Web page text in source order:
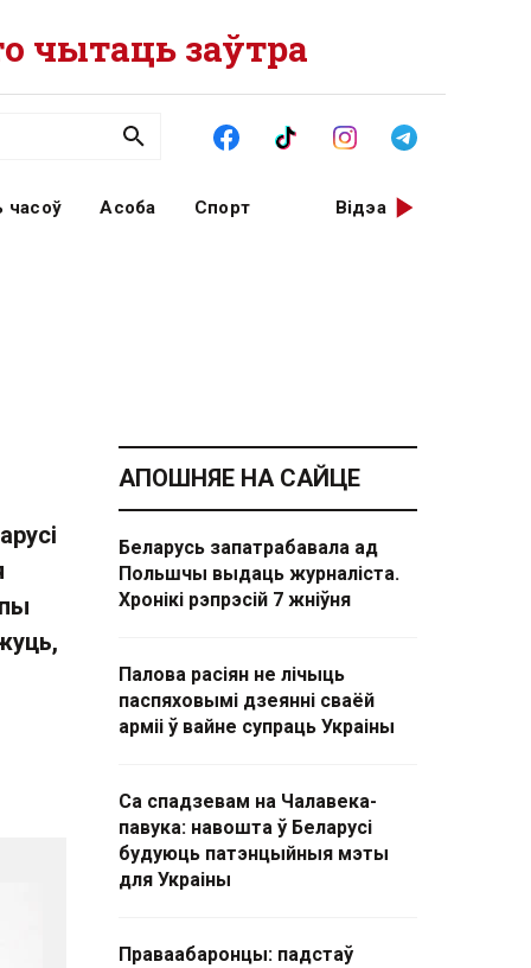
чытаць заўтра
часоў Асоба Спорт Відэа
АПОШНЯЕ НА САЙЦЕ
Беларусь запатрабавала ад
Польшчы выдаць журналіста.
Хронікі рэпрэсій 7 жніўня
Палова расіян не лічыць
паспяховымі дзеянні сваёй
арміі ў вайне супраць Украіны
Са спадзевам на Чалавека-
павука: навошта ў Беларусі
будуюць патэнцыйныя мэты
для Украіны
Праваабаронцы: падстаў